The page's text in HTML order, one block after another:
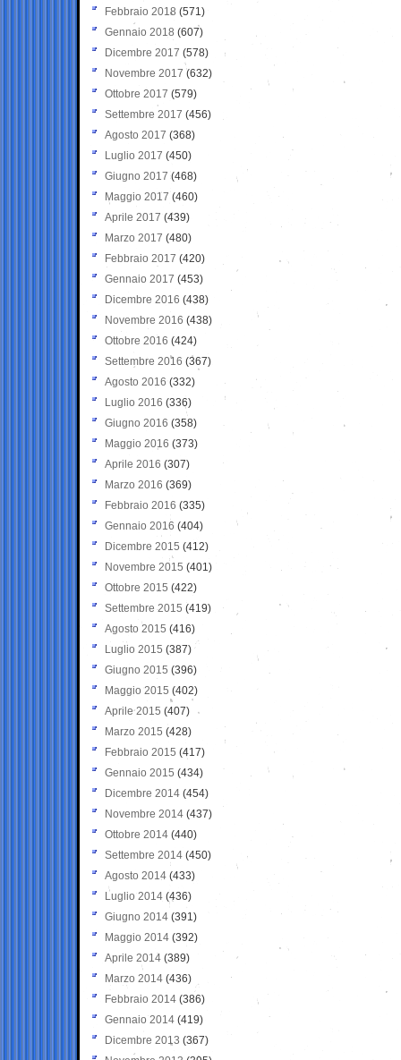
Febbraio 2018 (571)
Gennaio 2018 (607)
Dicembre 2017 (578)
Novembre 2017 (632)
Ottobre 2017 (579)
Settembre 2017 (456)
Agosto 2017 (368)
Luglio 2017 (450)
Giugno 2017 (468)
Maggio 2017 (460)
Aprile 2017 (439)
Marzo 2017 (480)
Febbraio 2017 (420)
Gennaio 2017 (453)
Dicembre 2016 (438)
Novembre 2016 (438)
Ottobre 2016 (424)
Settembre 2016 (367)
Agosto 2016 (332)
Luglio 2016 (336)
Giugno 2016 (358)
Maggio 2016 (373)
Aprile 2016 (307)
Marzo 2016 (369)
Febbraio 2016 (335)
Gennaio 2016 (404)
Dicembre 2015 (412)
Novembre 2015 (401)
Ottobre 2015 (422)
Settembre 2015 (419)
Agosto 2015 (416)
Luglio 2015 (387)
Giugno 2015 (396)
Maggio 2015 (402)
Aprile 2015 (407)
Marzo 2015 (428)
Febbraio 2015 (417)
Gennaio 2015 (434)
Dicembre 2014 (454)
Novembre 2014 (437)
Ottobre 2014 (440)
Settembre 2014 (450)
Agosto 2014 (433)
Luglio 2014 (436)
Giugno 2014 (391)
Maggio 2014 (392)
Aprile 2014 (389)
Marzo 2014 (436)
Febbraio 2014 (386)
Gennaio 2014 (419)
Dicembre 2013 (367)